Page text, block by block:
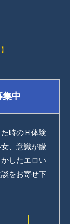
集中
時のＨ体験
、意識が朦
したエロい
をお寄せ下